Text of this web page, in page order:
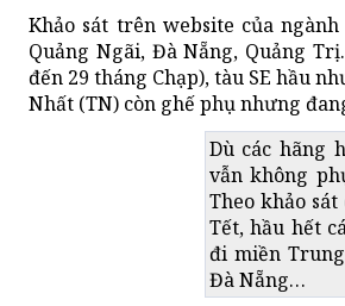
Khảo sát trên website của
Quảng Ngãi, Đà Nẵng, Quảng
đến 29 tháng Chạp), tàu SE hầu
Nhất (TN) còn ghế phụ nhưng
Dù các hãng
vẫn không
Theo khảo
Tết, hầu hết
đi miền
Đà Nẵng…